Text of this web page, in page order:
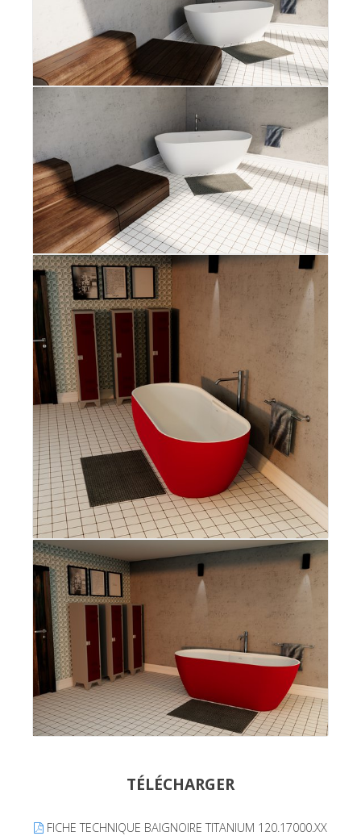
TÉLÉCHARGER
FICHE TECHNIQUE BAIGNOIRE TITANIUM 120.17000.XX